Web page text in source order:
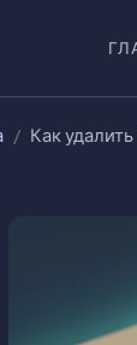
/ Как